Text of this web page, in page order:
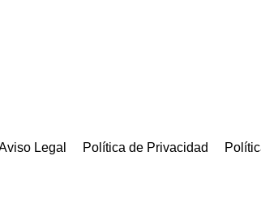
Legal Política de Privacidad